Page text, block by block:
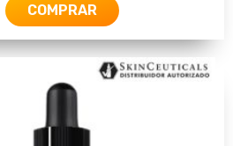
COMPRAR